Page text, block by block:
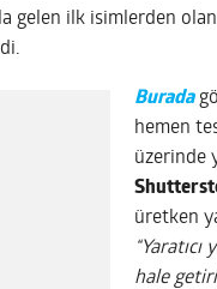
gelen ilk isimlerden olan
Burada
hemen
üzerinde
üretken
hale